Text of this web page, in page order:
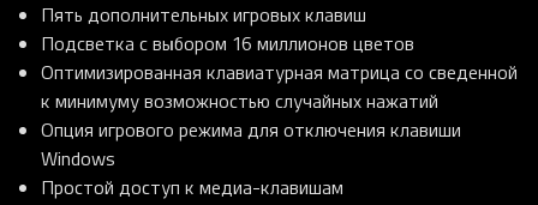
Пять дополнительных игровых клавиш
Подсветка с выбором 16 миллионов цветов
Оптимизированная клавиатурная матрица со сведенной
к минимуму возможностью случайных нажатий
Опция игрового режима для отключения клавиши
Windows
Простой доступ к медиа-клавишам